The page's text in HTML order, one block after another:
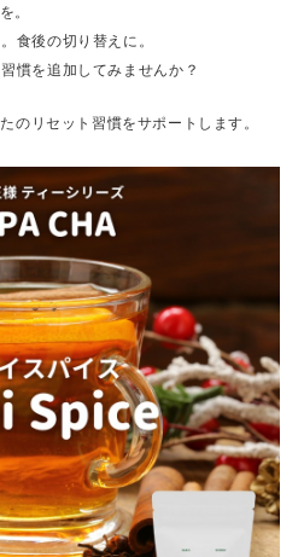
。
食後の切り替えに。
慣を追加してみませんか？
のリセット習慣をサポートします。